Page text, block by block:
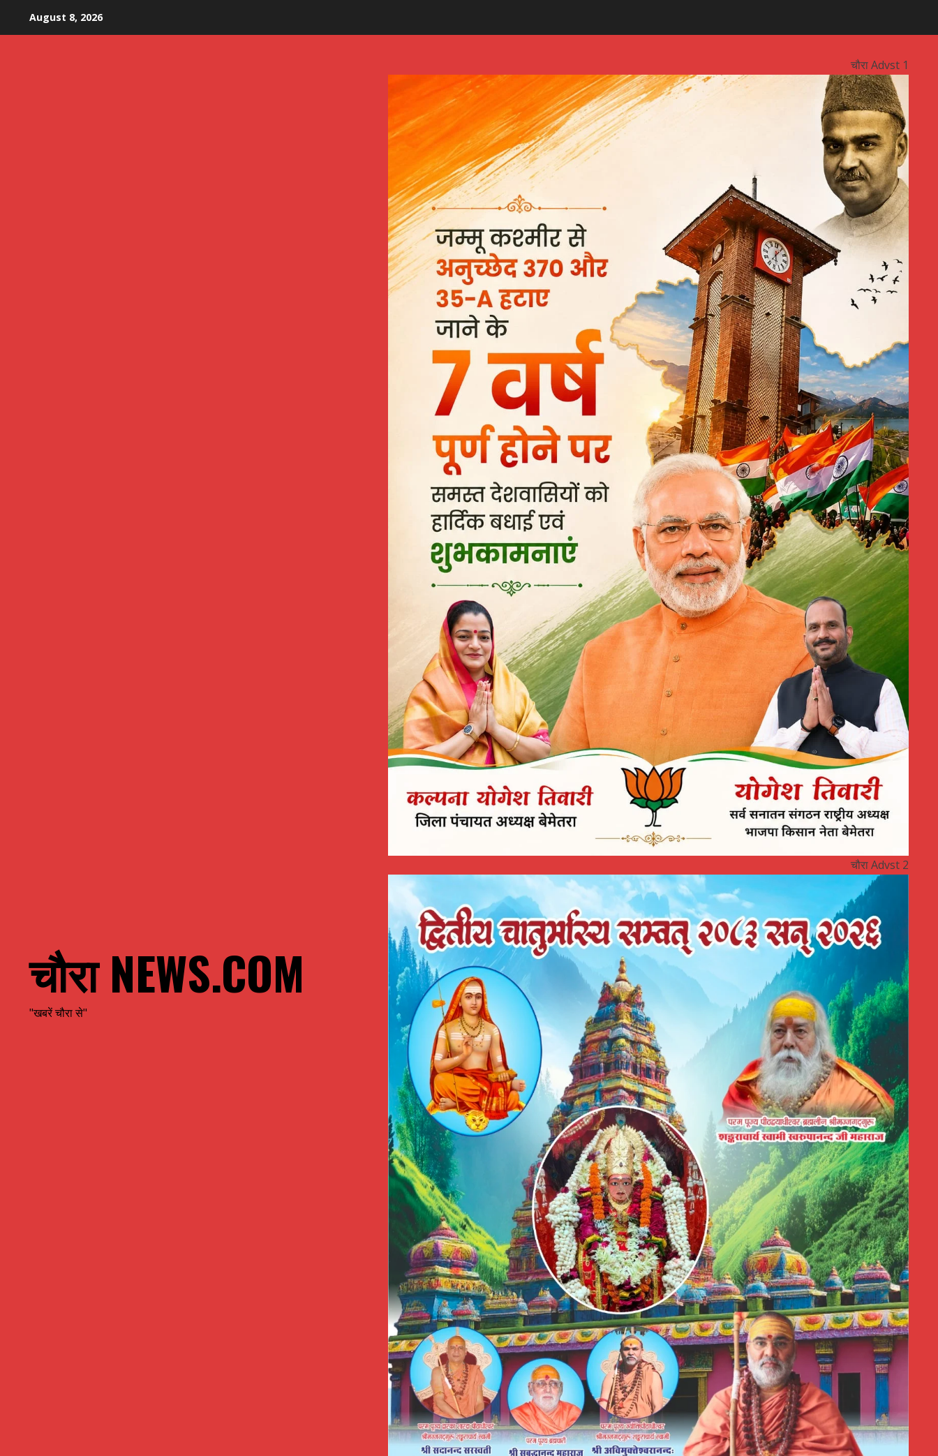
August 8, 2026
चौरा NEWS.COM
"खबरें चौरा से"
चौरा Advst 1
चौरा Advst 2